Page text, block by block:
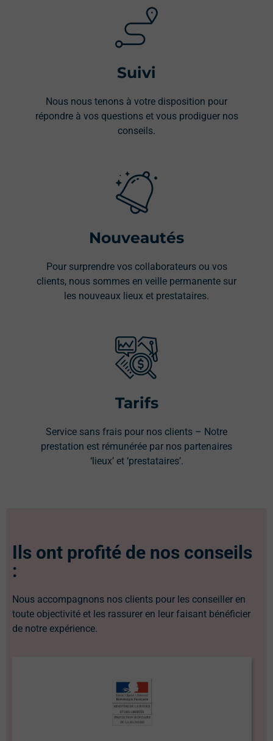
Suivi
Nous nous tenons à votre disposition pour
répondre à vos questions et vous prodiguer nos
conseils.
Nouveautés
Pour surprendre vos collaborateurs ou vos
clients, nous sommes en veille permanente sur
les nouveaux lieux et prestataires.
Tarifs
Service sans frais pour nos clients – Notre
prestation est rémunérée par nos partenaires
‘lieux’ et ‘prestataires’.
Ils ont profité de nos conseils
:
Nous accompagnons nos clients pour les conseiller en
toute objectivité et les rassurer en leur faisant bénéficier
de notre expérience.